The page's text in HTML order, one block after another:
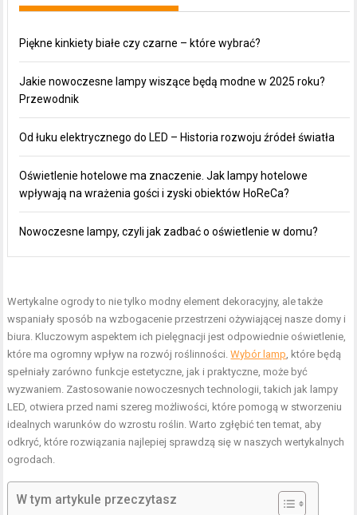
Piękne kinkiety białe czy czarne – które wybrać?
Jakie nowoczesne lampy wiszące będą modne w 2025 roku?
Przewodnik
Od łuku elektrycznego do LED – Historia rozwoju źródeł światła
Oświetlenie hotelowe ma znaczenie. Jak lampy hotelowe
wpływają na wrażenia gości i zyski obiektów HoReCa?
Nowoczesne lampy, czyli jak zadbać o oświetlenie w domu?
Wertykalne ogrody to nie tylko modny element dekoracyjny, ale także
wspaniały sposób na wzbogacenie przestrzeni ożywiającej nasze domy i
biura. Kluczowym aspektem ich pielęgnacji jest odpowiednie oświetlenie,
które ma ogromny wpływ na rozwój roślinności.Wybór lamp , które będą
spełniały zarówno funkcje estetyczne, jak i praktyczne, może być
wyzwaniem. Zastosowanie nowoczesnych technologii, takich jak lampy
LED, otwiera przed nami szereg możliwości, które pomogą w stworzeniu
idealnych warunków do wzrostu roślin. Warto zgłębić ten temat, aby
odkryć, które rozwiązania najlepiej sprawdzą się w naszych wertykalnych
ogrodach.
W tym artykule przeczytasz